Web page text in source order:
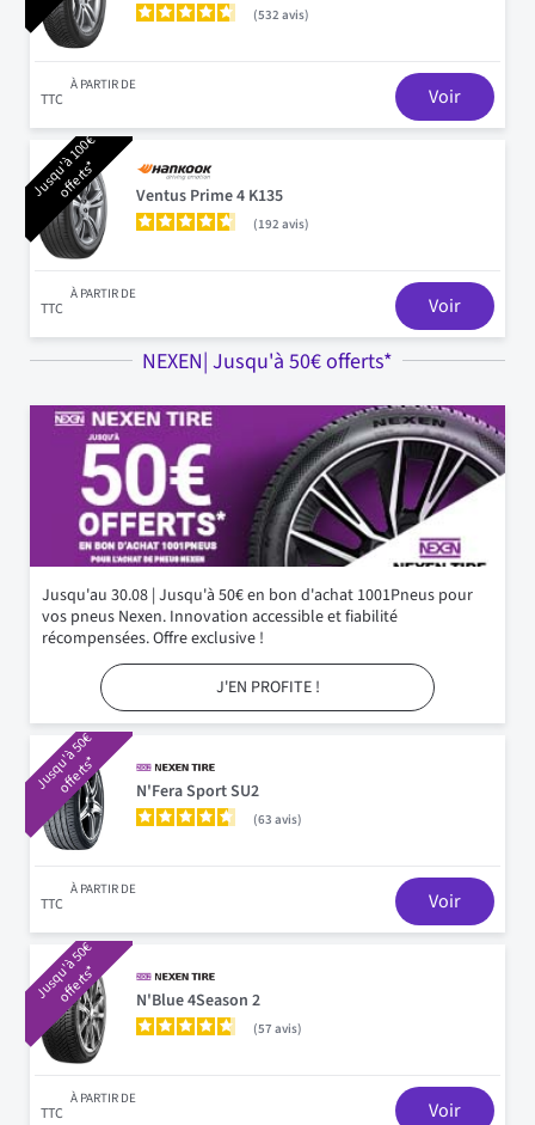
532 avis
À PARTIR DE
TTC Voir
J
u
s
q
u
'
à
1
0
0
€
o
f
f
e
r
t
s
* Ventus Prime 4 K135
192 avis
À PARTIR DE
TTC Voir
NEXEN| Jusqu'à 50€ offerts*
Jusqu'au 30.08 | Jusqu'à 50€ en bon d'achat 1001Pneus pour
vos pneus Nexen. Innovation accessible et fiabilité
récompensées. Offre exclusive !
J'EN PROFITE !
J
u
s
q
u
'
à
5
0
€
o
f
f
e
r
t
s
* N'Fera Sport SU2
63 avis
À PARTIR DE
TTC Voir
J
u
s
q
u
'
à
5
0
€
o
f
f
e
r
t
s
* N'Blue 4Season 2
57 avis
À PARTIR DE
TTC Voir